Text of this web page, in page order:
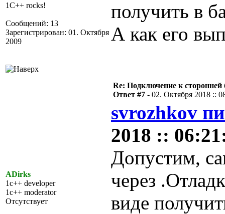
1C++ rocks!
Сообщений: 13
Зарегистрирован: 01. Октября
2009
получить в
А как его
ADirks
1c++ developer
1c++ moderator
Отсутствует
Re: Подключение к сторонней
Ответ #7 - 02. Октября 2018 ::
svrozhkov
2018 ::
Допустим,
через
виде